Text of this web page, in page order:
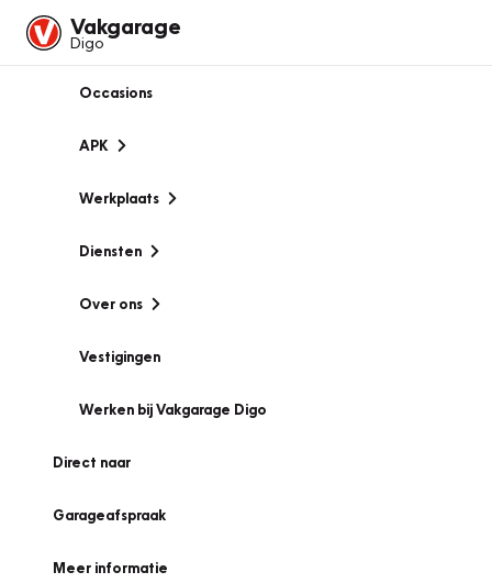
Vakgarage
Digo
Occasions
APK
Werkplaats
Diensten
Over ons
Vestigingen
Werken bij Vakgarage Digo
Direct naar
Garageafspraak
Meer informatie